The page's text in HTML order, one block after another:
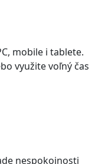
mobile i tablete.
využite voľný čas
nespokojnosti